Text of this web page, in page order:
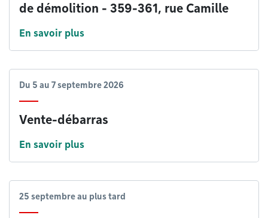
de démolition - 359-361, rue Camille
En savoir plus
Du 5 au 7 septembre 2026
Vente-débarras
En savoir plus
25 septembreau plus tard